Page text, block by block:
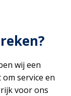
wij een
service en
voor ons